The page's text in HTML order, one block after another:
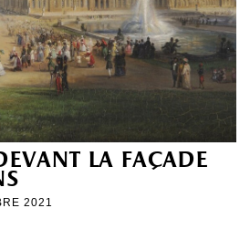
la façade
2021